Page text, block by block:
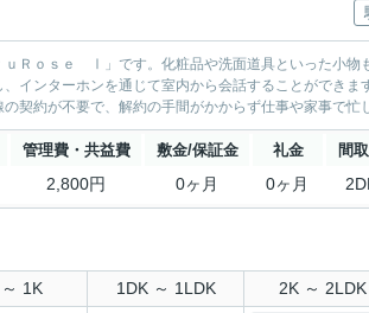
Ｒｏｓｅ Ⅰ」です。化粧品や洗面道具といった小物
インターホンを通じて室内から会話することができ
契約が不要で、解約の手間がかからず仕事や家事で忙
管理費・共益費 敷金/保証金 礼金 間
2,800円 0ヶ月 0ヶ月
1K 1DK ～ 1LDK 2K ～ 2LDK